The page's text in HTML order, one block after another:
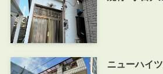
ニューハイツ